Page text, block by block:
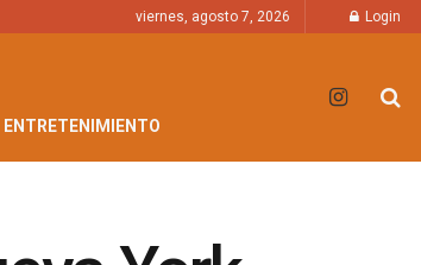
viernes, agosto 7, 2026 Login
ENTRETENIMIENTO